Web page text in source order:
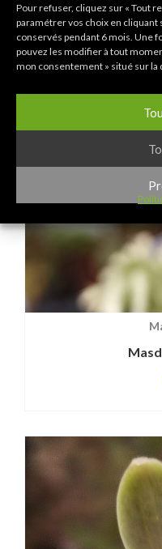
Pour refuser, cliquez sur « Tout
paramétrer vos choix en cliquant
conservés pendant 6 mois. Une
pouvez les modifier à tout
mon consentement » situé sur la